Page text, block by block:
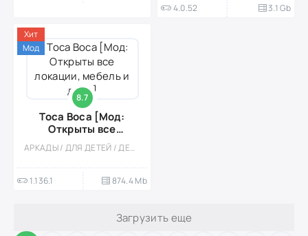
4.0.52 3.1 Gb
8.7
Toca Boca [Мод:
Открыты все
локации, мебель и
дома]
АРКАДЫ / ДЛЯ ДЕТЕЙ / ДЕВОЧКАМ / ОФЛАЙН / СТИЛИЗАЦИЯ / ОДНОПОЛЬЗОВАТЕЛЬСКИЕ / СИМУЛЯТОРЫ / СИМУЛЯТОРЫ ЖИЗНИ / ОБУЧАЮЩИЕ / РАЗВИВАЮЩИЕ / БОЛЬШАЯ / МОД / ВСТРОЕННЫЙ КЕШ
1.136.1 874.4 Mb
Хит
Мод
Загрузить еще